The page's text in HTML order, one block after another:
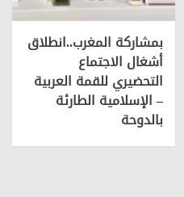
بمشاركة المغرب..انطلاق
أشغال الاجتماع
التحضيري للقمة العربية
– الإسلامية الطارئة
بالدوحة